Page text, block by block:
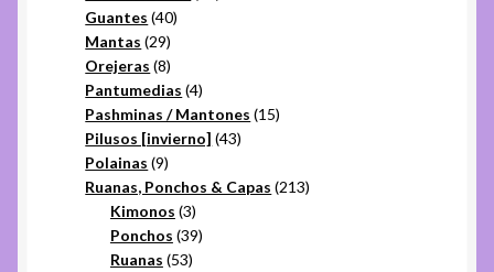
Guantes 4040
Mantas 2929
productos
Orejeras 88
productos
Pantumedias 44
productos
Pashminas / Mantones 1515
Pilusos [invierno] 4343
Polainas 99
productos
Ruanas, Ponchos & Capas 213213
Kimonos 33
productos
Ponchos 3939
Ruanas 5353